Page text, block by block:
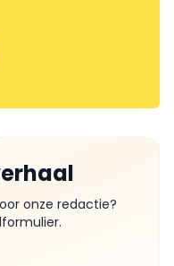
onze redactie?